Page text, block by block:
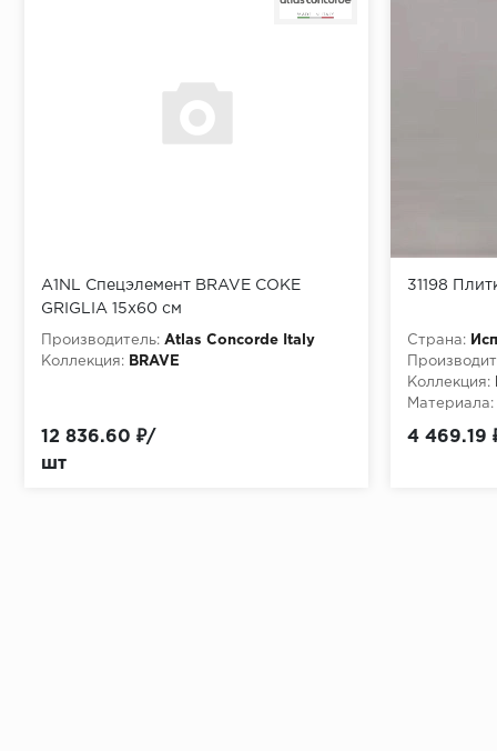
A1NL Спецэлемент BRAVE COKE
GRIGLIA 15x60 см
Производитель: Atlas Concorde Italy
Коллекция:
BRAVE
12 836.60 ₽/
шт
31198
Страна:
Коллекция:
Материала:
4 469.19